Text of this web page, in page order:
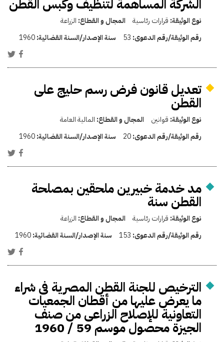
الشركة المساهمة لتنظيف وكبس القطن
نوع الوثيقة: قرارات رئاسية المجال و القطاع: الزراعة
رقم الوثيقة/رقم الدعوى: 53 سنة الإصدار/السنة القضائية:1960
تعديل قانون فرض رسم حليج على
القطن
نوع الوثيقة: قوانين المجال و القطاع: المالية العامة
رقم الوثيقة/رقم الدعوى:20 سنة الإصدار/السنة القضائية:1960
مد خدمة خبيرين ملحقين بمصلحة
القطن سنة
نوع الوثيقة: قرارات رئاسية المجال و القطاع: الزراعة
رقم الوثيقة/رقم الدعوى: 153 سنة الإصدار/السنة القضائية:1960
الترخيص للجنة القطن المصرية فى شراء
ما يعرض عليها من أقطان الجمعيات
التعاونية للإصلاح الزراعى من صنف
الجيزة محصول موسم 59 / 1960